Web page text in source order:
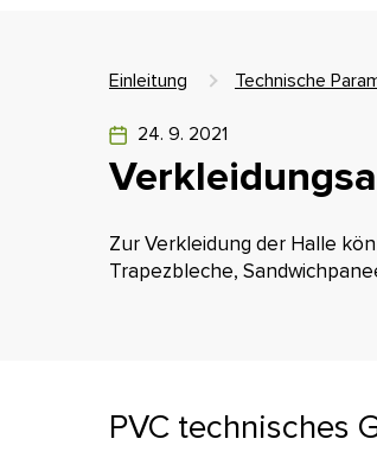
Einleitung Technische
24. 9. 2021
Zur Verkleidung der Halle
Trapezbleche,
PVC technisches